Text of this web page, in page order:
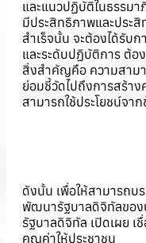
และแนวปฏิบัติในธรรม
มีประสิทธิภาพและประ
สำเร็จนั้น จะต้องได้รับ
และระดับปฏิบัติการ ต้อ
สิ่งสำคัญคือ ความสาม
ย่อมชี้วัดไปถึงการสร้าง
สามารถใช้ประโยชน์จา
ดังนั้น เพื่อให้สามารถบ
พัฒนารัฐบาลดิจิทัลของ
รัฐบาลดิจิทัล เปิดเผย เ
คุณค่าให้ประชาชน